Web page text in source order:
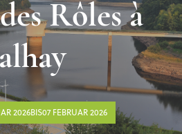
Rôles à
2026BIS07 FEBRUAR 2026